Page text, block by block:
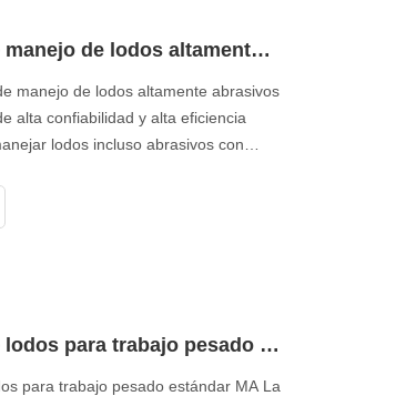
Bomba de manejo de lodos altamente abrasiva
manejo de lodos altamente abrasivos
alta confiabilidad y alta eficiencia
lodos incluso abrasivos con
larga vida útil y mantenimiento
de lodos Hydra-Cell sirven para
Bomba de lodos para trabajo pesado Muyuan
para trabajo pesado estándar MA La